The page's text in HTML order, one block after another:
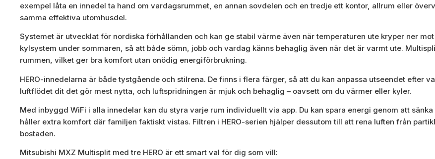
exempel låta en innedel ta hand om vardagsrummet, en annan sovdelen och en tredje ett kontor, allrum eller
samma effektiva utomhusdel.
Systemet är utvecklat för nordiska förhållanden och kan ge stabil värme även när temperaturen ute kryper ner
kylsystem under sommaren, så att både sömn, jobb och vardag känns behaglig även när det är varmt ute.
rummen, vilket ger bra komfort utan onödig energiförbrukning.
HERO-innedelarna är både tystgående och stilrena. De finns i flera färger, så att du kan anpassa utseendet efter
luftflödet dit det gör mest nytta, och luftspridningen är mjuk och behaglig – oavsett om du värmer eller kyler.
Med inbyggd WiFi i alla innedelar kan du styra varje rum individuellt via app. Du kan spara energi genom att
håller extra komfort där familjen faktiskt vistas. Filtren i HERO-serien hjälper dessutom till att rena luften från
bostaden.
Mitsubishi MXZ Multisplit med tre HERO är ett smart val för dig som vill: